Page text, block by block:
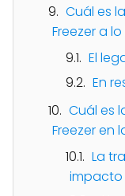
Cuál es
Freezer a
El
En
Cuál es
Freezer en
La
impacto